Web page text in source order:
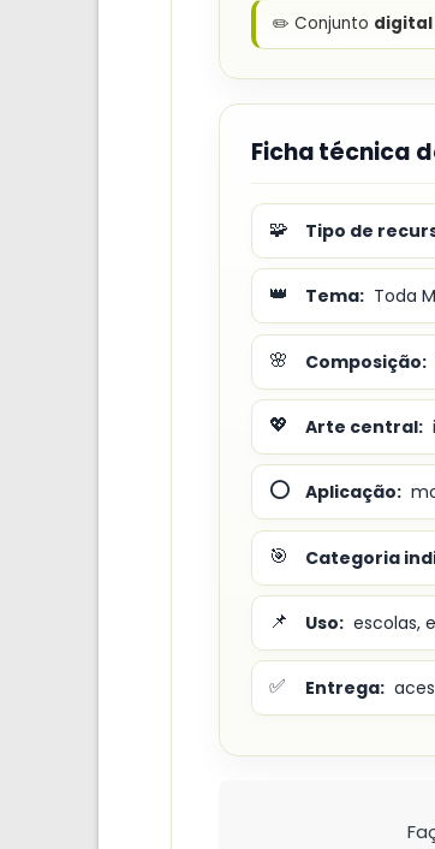
✏️ Conjunto digital
Ficha técnica
🧩 Tipo de
👑 Tema: Toda
🌸 Composição:
💖 Arte central:
⭕ Aplicação:
🎯 Categoria
📌 Uso: escolas,
✅ Entrega: